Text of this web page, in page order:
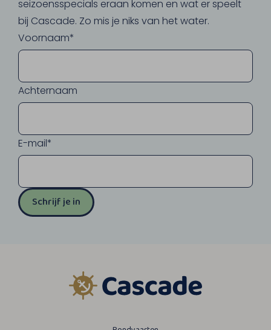
seizoensspecials eraan komen en wat er speelt
bij Cascade. Zo mis je niks van het water.
Voornaam*
Achternaam
E-mail*
Schrijf je in